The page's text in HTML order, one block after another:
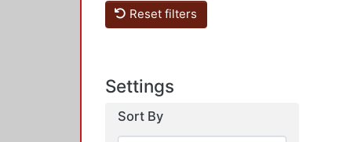
Reset filters
Settings
Sort By